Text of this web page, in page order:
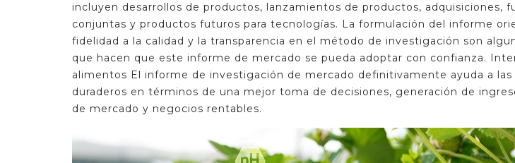
incluyen desarrollos de productos, lanzamientos de productos, adquisiciones,
conjuntas y productos futuros para tecnologías. La formulación del informe
fidelidad a la calidad y la transparencia en el método de investigación son
que hacen que este informe de mercado se pueda adoptar con confianza.
alimentos El informe de investigación de mercado definitivamente ayuda a las
duraderos en términos de una mejor toma de decisiones, generación de
de mercado y negocios rentables.